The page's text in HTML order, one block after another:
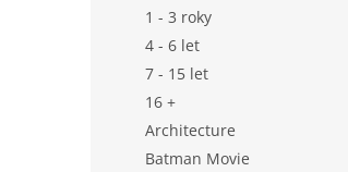
1 - 3 roky
4 - 6 let
7 - 15 let
16 +
Architecture
Batman Movie